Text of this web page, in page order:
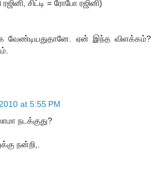
சிட்டி = ரோபோ ரஜினி)
வேண்டியதுதானே. ஏன் இந்த விளக்கம்?
at 5:55 PM
நடக்குது?
நன்றி,.